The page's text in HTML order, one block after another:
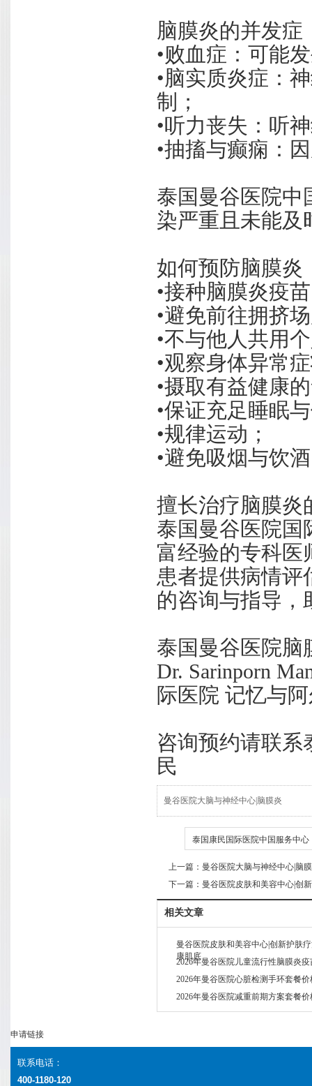
脑膜炎的并发症
•败血症：可能
•脑实质炎症：
制；
•听力丧失：听
•抽搐与癫痫：
泰国曼谷医院
染严重且未能及
如何预防脑膜炎
•接种脑膜炎疫
•避免前往拥挤
•不与他人共用
•观察身体异常
•摄取有益健康
•保证充足睡眠
•规律运动；
•避免吸烟与饮
擅长治疗脑膜
泰国曼谷医院国
富经验的专科医
患者提供病情评
的咨询与指导，
泰国曼谷医院脑
Dr. Sarinporn
际医院 记忆与
咨询预约请联
民
曼谷医院大脑与神经中心|脑膜炎
泰国康民国际医院中国服务中心
上一篇： 曼谷医院大脑与神经中心|脑
下一篇： 曼谷医院皮肤和美容中心|创
相关文章
曼谷医院皮肤和美容中心|创新护肤
康肌底
2026年曼谷医院儿童流行性脑膜炎
2026年曼谷医院心脏检测手环套餐价
2026年曼谷医院减重前期方案套餐价
申请链接
联系电话：
400-1180-120